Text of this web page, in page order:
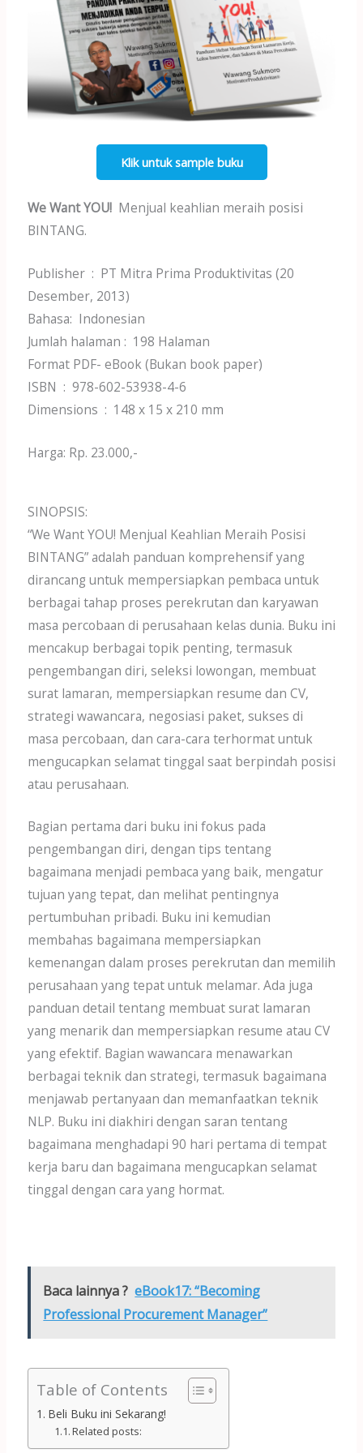
n p
p
o
k
Klik untuk sample buku
We Want YOU! Menjual keahlian meraih posisi
BINTANG.
Publisher ‏ : ‎ PT Mitra Prima Produktivitas (20
Desember, 2013)
Bahasa: ‎ Indonesian
Jumlah halaman‏ : ‎ 198 Halaman
Format PDF- eBook (Bukan book paper)
ISBN ‏ : ‎ 978-602-53938-4-6
Dimensions ‏ : ‎ 148 x 15 x 210 mm
Harga: Rp. 23.000,-
SINOPSIS:
“We Want YOU! Menjual Keahlian Meraih Posisi
BINTANG” adalah panduan komprehensif yang
dirancang untuk mempersiapkan pembaca untuk
berbagai tahap proses perekrutan dan karyawan
masa percobaan di perusahaan kelas dunia. Buku ini
mencakup berbagai topik penting, termasuk
pengembangan diri, seleksi lowongan, membuat
surat lamaran, mempersiapkan resume dan CV,
strategi wawancara, negosiasi paket, sukses di
masa percobaan, dan cara-cara terhormat untuk
mengucapkan selamat tinggal saat berpindah posisi
atau perusahaan.
Bagian pertama dari buku ini fokus pada
pengembangan diri, dengan tips tentang
bagaimana menjadi pembaca yang baik, mengatur
tujuan yang tepat, dan melihat pentingnya
pertumbuhan pribadi. Buku ini kemudian
membahas bagaimana mempersiapkan
kemenangan dalam proses perekrutan dan memilih
perusahaan yang tepat untuk melamar. Ada juga
panduan detail tentang membuat surat lamaran
yang menarik dan mempersiapkan resume atau CV
yang efektif. Bagian wawancara menawarkan
berbagai teknik dan strategi, termasuk bagaimana
menjawab pertanyaan dan memanfaatkan teknik
NLP. Buku ini diakhiri dengan saran tentang
bagaimana menghadapi 90 hari pertama di tempat
kerja baru dan bagaimana mengucapkan selamat
tinggal dengan cara yang hormat.
Baca lainnya ? eBook17: “Becoming
Professional Procurement Manager”
Table of Contents
Beli Buku ini Sekarang!
Related posts: